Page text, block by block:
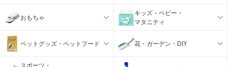
おもちゃ
キッズ・ベビー・
マタニティ
ペットグッズ・ペットフード 花・ガーデン・DIY
スポーツ・